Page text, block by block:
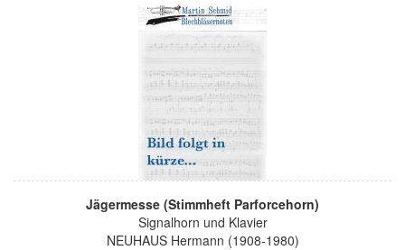
Jägermesse (Stimmheft Parforcehorn)
Signalhorn und Klavier
NEUHAUS Hermann (1908-1980)